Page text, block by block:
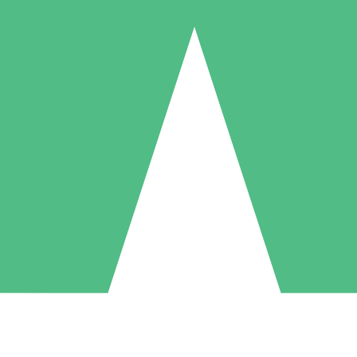
Individuele Creditpakketten
per gebruik met downloadtegoeden. Geen maandelijkse verplichting
5 Downloaden
US$